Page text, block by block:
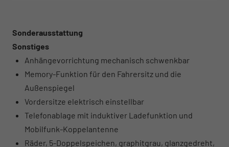
Sonderausstattung
Sonstiges
Anhängevorrichtung mechanisch schwenkbar
Memory-Funktion für den Fahrersitz und die
Außenspiegel
Vordersitze elektrisch einstellbar
Telefonablage mit induktiver Ladefunktion und
Mobilfunk-Koppelantenne
Räder, 5-Doppelspeichen, graphitgrau, glanzgedreht,